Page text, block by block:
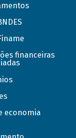
financeiras
economia